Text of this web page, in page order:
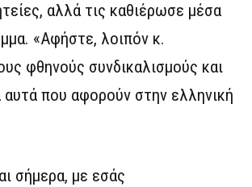
αλλά τις καθιέρωσε μέσα
«Αφήστε, λοιπόν κ.
φθηνούς συνδικαλισμούς και
αυτά που αφορούν στην ελληνική
σήμερα, με εσάς